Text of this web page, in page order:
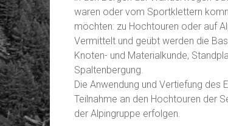
waren oder vom Sportklettern
möchten: zu Hochtouren oder auf
Vermittelt und geübt werden die
Knoten- und Materialkunde,
Spaltenbergung.
Die Anwendung und Vertiefung des
Teilnahme an den Hochtouren der
der Alpingruppe erfolgen.